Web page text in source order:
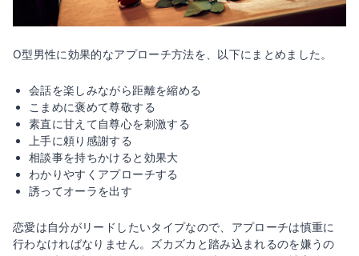
O型男性に効果的なアプローチ方法を、以下にまとめました。
会話を楽しみながら距離を縮める
こまめに褒めて尊敬する
素直に甘えて自尊心を刺激する
上手に頼り感謝する
相談事を持ちかけると効果大
わかりやすくアプローチする
誘ってオーラを出す
恋愛は自分がリードしたいタイプなので、アプローチは慎重に
行わなければなりません。ズカズカと踏み込まれるのを嫌うの